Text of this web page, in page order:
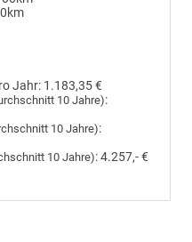
Jahr: 1.183,35 €
10 Jahre):
10 Jahre):
10 Jahre):4.257,- €